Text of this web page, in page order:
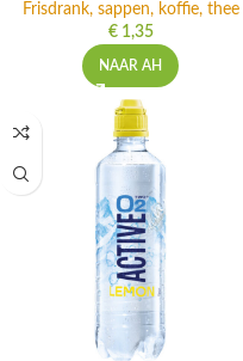
Frisdrank, sappen, koffie, thee
€1,35
NAAR AH